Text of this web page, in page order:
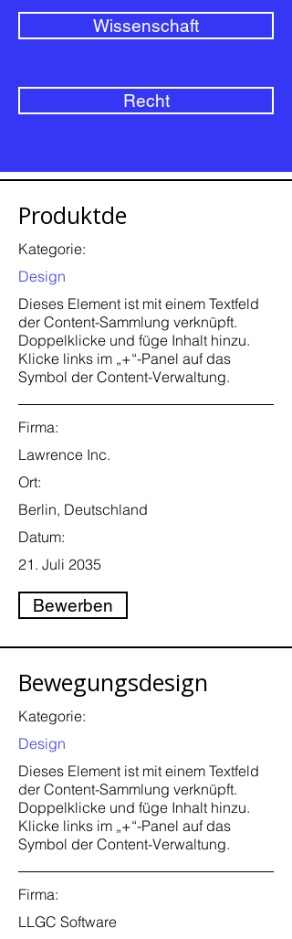
Wissenschaft
Recht
Produktde
Kategorie:
Design
Dieses Element ist mit einem Textfeld
der Content-Sammlung verknüpft.
Doppelklicke und füge Inhalt hinzu.
Klicke links im „+“-Panel auf das
Symbol der Content-Verwaltung.
Firma:
Lawrence Inc.
Ort:
Berlin, Deutschland
Datum:
21. Juli 2035
Bewerben
Bewegungsdesign
Kategorie:
Design
Dieses Element ist mit einem Textfeld
der Content-Sammlung verknüpft.
Doppelklicke und füge Inhalt hinzu.
Klicke links im „+“-Panel auf das
Symbol der Content-Verwaltung.
Firma:
LLGC Software